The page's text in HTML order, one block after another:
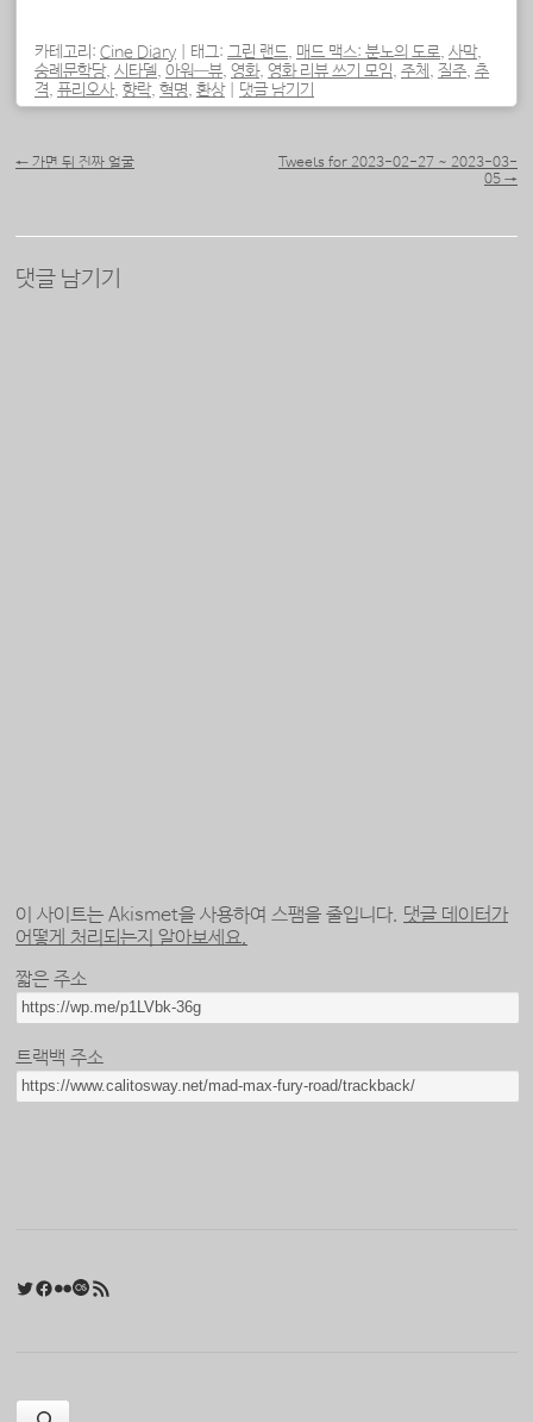
중...
카테고리: Cine Diary 태그: 그린 랜드, 매드 맥스: 분노의 도로, 사막,
숭례문학당, 시타델, 아워—뷰, 영화, 영화 리뷰 쓰기 모임, 주체 , 질주, 추
격, 퓨리오사, 향락, 혁명, 환상 댓글 남기기
← 가면 뒤 진짜 얼굴
Tweets for 2023-02-27 ~ 2023-03-
05 →
댓글 남기기
이 사이트는 Akismet을 사용하여 스팸을 줄입니다. 댓글 데이터가
어떻게 처리되는지 알아보세요.
짧은 주소
트랙백 주소
Twitter
Facebook
FlickrLast.fm
검색